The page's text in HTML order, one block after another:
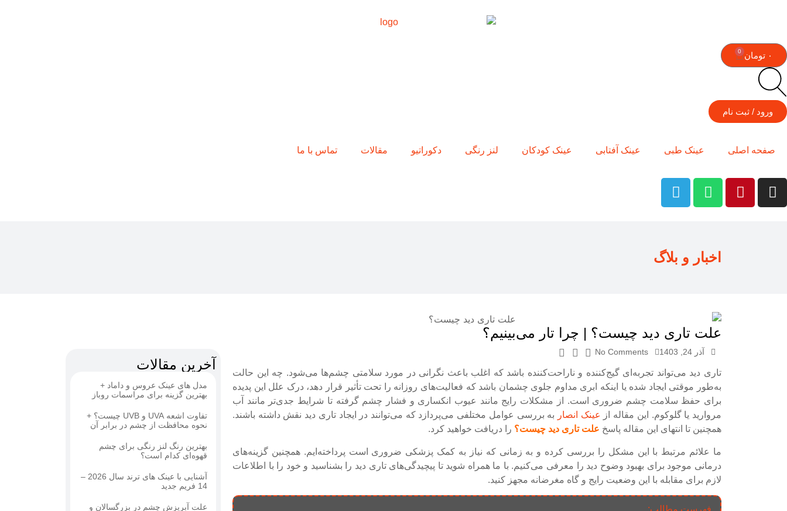
۰ تومان 0
ورود / ثبت نام
صفحه اصلی عینک طبی عینک آفتابی عینک کودکان لنز رنگی دکوراتیو مقالات تماس با ما
اخبار و بلاگ
علت تاری دید چیست؟ | چرا تار می‌بینیم؟
آذر 24, 1403 No Comments
تاری دید می‌تواند تجربه‌ای گیج‌کننده و ناراحت‌کننده باشد که اغلب باعث نگرانی در مورد سلامتی چشم‌ها می‌شود. چه این حالت
به‌طور موقتی ایجاد شده یا اینکه ابری مداوم جلوی چشمان باشد که فعالیت‌های روزانه را تحت تأثیر قرار دهد، درک علل این پدیده
برای حفظ سلامت چشم ضروری است. از مشکلات رایج مانند عیوب انکساری و فشار چشم گرفته تا شرایط جدی‌تر مانند آب
مروارید یا گلوکوم. این مقاله از
عینک انصار
به بررسی عوامل مختلفی می‌پردازد که می‌توانند در ایجاد تاری دید نقش داشته باشند.
همچنین تا انتهای این مقاله پاسخ علت تاری دید چیست؟ را دریافت خواهید کرد.
ما علائم مرتبط با این مشکل را بررسی کرده و به زمانی که نیاز به کمک پزشکی ضروری است پرداخته‌ایم. همچنین گزینه‌های
درمانی موجود برای بهبود وضوح دید را معرفی می‌کنیم. با ما همراه شوید تا پیچیدگی‌های تاری دید را بشناسید و خود را با اطلاعات
لازم برای مقابله با این وضعیت رایج و گاه مغرضانه مجهز کنید.
آخرین مقالات
مدل های عینک عروس و داماد +
بهترین گزینه برای مراسمات روباز
تفاوت اشعه UVA و UVB چیست؟ +
نحوه محافظت از چشم در برابر آن
بهترین رنگ لنز رنگی برای چشم
قهوه‌ای کدام است؟
آشنایی با عینک های ترند سال 2026 –
14 فریم جدید
علت آبریزش چشم در بزرگسالان و